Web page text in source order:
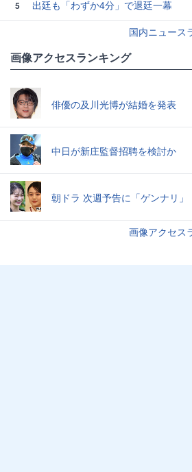
5
出廷も「わずか4分」で退廷一幕
国内ニュース
画像アクセスランキング
俳優の及川光博が結婚を発表
中日が新庄監督招聘を検討か
朝ドラ 次週予告に「ゲンナリ」
画像アクセス